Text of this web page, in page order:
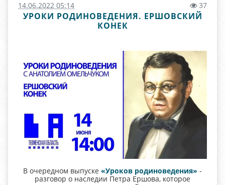
14.06.2022 05:14 37
УРОКИ РОДИНОВЕДЕНИЯ. ЕРШОВСКИЙ
КОНЕК
В очередном выпуске «Уроков родиноведения» -
разговор о наследии Петра Ершова, которое